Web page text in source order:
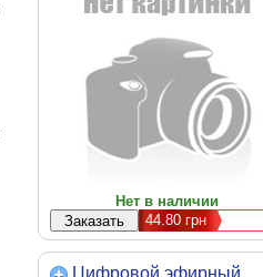
Нет в наличии
44.80 грн
Цифровой эфирный